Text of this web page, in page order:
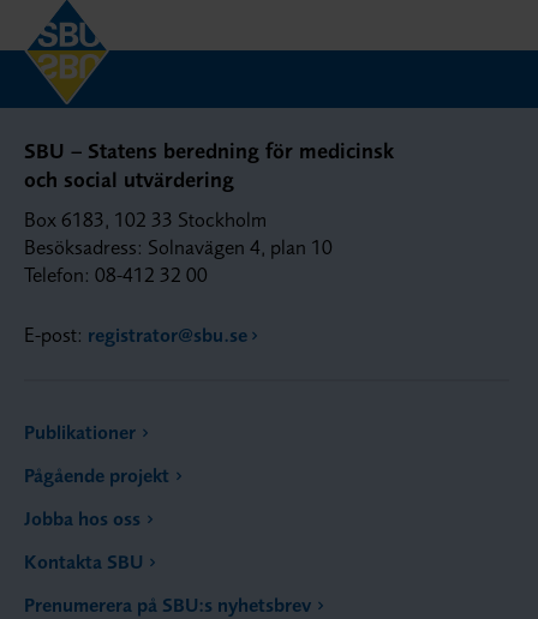
SBU – Statens beredning för medicinsk
och social utvärdering
Box 6183, 102 33 Stockholm
Besöksadress: Solnavägen 4, plan 10
Telefon: 08-412 32 00
E-post: registrator@sbu.se
Publikationer
Pågående projekt
Jobba hos oss
Kontakta SBU
Prenumerera på SBU:s nyhetsbrev